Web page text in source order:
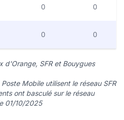
0 0
0 0
d'Orange, SFR et Bouygues
Mobile utilisent le réseau SFR
ont basculé sur le réseau
01/10/2025